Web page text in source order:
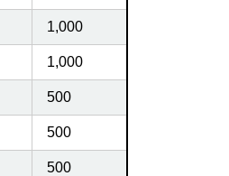
1,000
1,000
500
500
500